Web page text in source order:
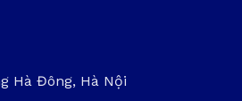
Hà Đông, Hà Nội